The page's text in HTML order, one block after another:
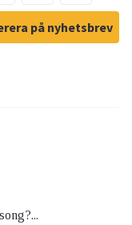
på nyhetsbrev